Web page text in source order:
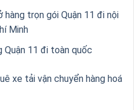
hàng trọn gói Quận 11 đi nội
Minh
Quận 11 đi toàn quốc
xe tải vận chuyển hàng hoá